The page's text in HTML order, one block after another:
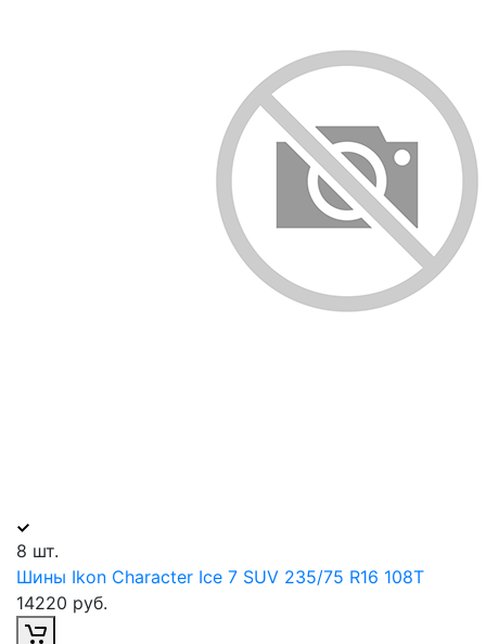
8 шт.
Шины Ikon Character Ice 7 SUV 235/75 R16 108T
14220 руб.